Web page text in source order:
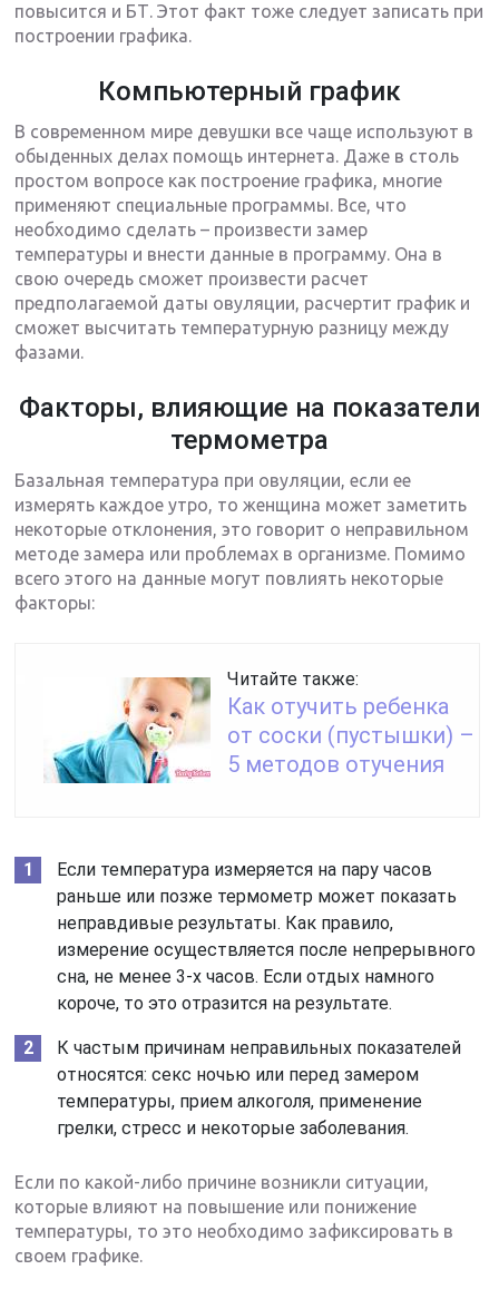
повысится и БТ. Этот факт тоже следует записать при
построении графика.
Компьютерный график
В современном мире девушки все чаще используют в
обыденных делах помощь интернета. Даже в столь
простом вопросе как построение графика, многие
применяют специальные программы. Все, что
необходимо сделать – произвести замер
температуры и внести данные в программу. Она в
свою очередь сможет произвести расчет
предполагаемой даты овуляции, расчертит график и
сможет высчитать температурную разницу между
фазами.
Факторы, влияющие на показатели
термометра
Базальная температура при овуляции, если ее
измерять каждое утро, то женщина может заметить
некоторые отклонения, это говорит о неправильном
методе замера или проблемах в организме. Помимо
всего этого на данные могут повлиять некоторые
факторы:
Читайте также:
Как отучить ребенка
от соски (пустышки) –
5 методов отучения
Если температура измеряется на пару часов
раньше или позже термометр может показать
неправдивые результаты. Как правило,
измерение осуществляется после непрерывного
сна, не менее 3-х часов. Если отдых намного
короче, то это отразится на результате.
К частым причинам неправильных показателей
относятся: секс ночью или перед замером
температуры, прием алкоголя, применение
грелки, стресс и некоторые заболевания.
Если по какой-либо причине возникли ситуации,
которые влияют на повышение или понижение
температуры, то это необходимо зафиксировать в
своем графике.